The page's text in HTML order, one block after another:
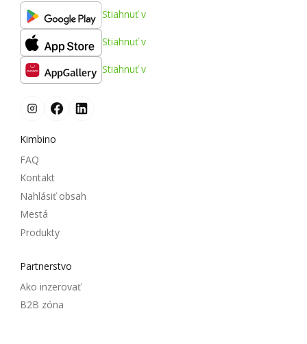
Stiahnuť v
Stiahnuť v
Stiahnuť v
Kimbino
FAQ
Kontakt
Nahlásiť obsah
Mestá
Produkty
Partnerstvo
Ako inzerovať
B2B zóna